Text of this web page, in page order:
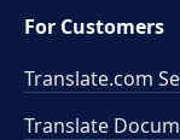
For Customers
Translate.com
Translate